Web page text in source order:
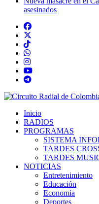
asesinados
Inicio
RADIOS
PROGRAMAS
SISTEMA
TARDES
TARDES
NOTICIAS
Entretenimiento
Educación
Economía
Deportes